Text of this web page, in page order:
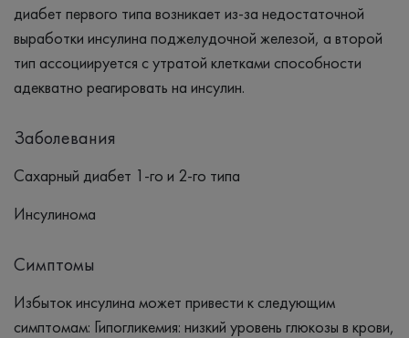
диабет первого типа возникает из-за недостаточной
выработки инсулина поджелудочной железой, а второй
тип ассоциируется с утратой клетками способности
адекватно реагировать на инсулин.
Заболевания
Сахарный диабет 1-го и 2-го типа
Инсулинома
Симптомы
Избыток инсулина может привести к следующим
симптомам: Гипогликемия: низкий уровень глюкозы в крови,